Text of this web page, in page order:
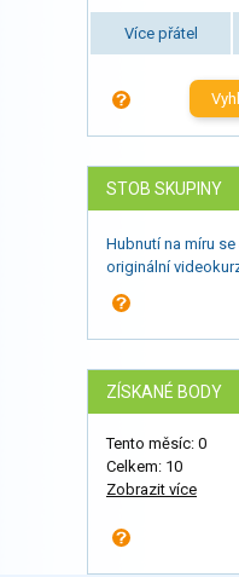
Více přátel
STOB SKUPINY
Hubnutí na míru se
originální
ZÍSKANÉ BODY
Tento měsíc: 0
Celkem: 10
Zobrazit více